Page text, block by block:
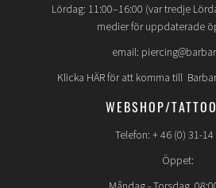
Lördag: 11:00–16:00 (var tredje
medier för uppdaterade
email:
Klicka HÄR för att komma till
WEBSHOP/
Telefon: + 46 (0) 31-
Öppet: